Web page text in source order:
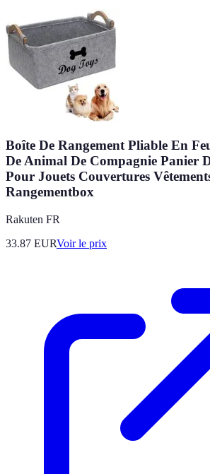
Boîte De Rangement Pliable En
De Animal De Compagnie Panier
Pour Jouets Couvertures
Rangementbox
Rakuten FR
33.87 EURVoir le prix